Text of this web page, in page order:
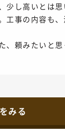
少し高いとは
工事の内容も
、頼みたいと
みる